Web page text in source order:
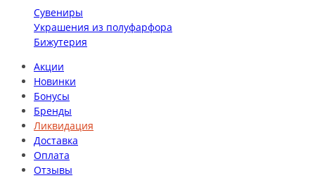
Сувениры
Украшения из полуфарфора
Бижутерия
Акции
Новинки
Бонусы
Бренды
Ликвидация
Доставка
Оплата
Отзывы